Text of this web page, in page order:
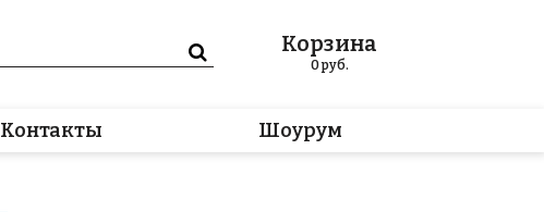
Корзина
0руб.
Контакты Шоурум